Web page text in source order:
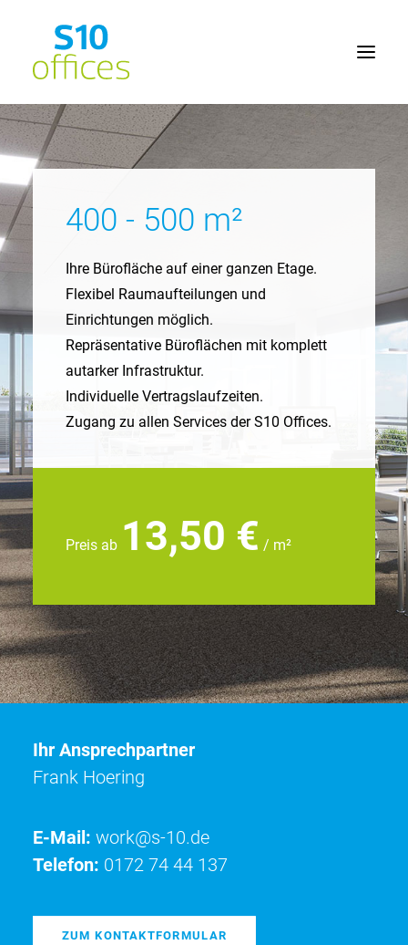
Home
Seminarräume
Service
Kontakt
400 - 500 m²
Ihre Bürofläche auf einer ganzen Etage.
Flexibel Raumaufteilungen und
Einrichtungen möglich.
Repräsentative Büroflächen mit komplett
autarker Infrastruktur.
Individuelle Vertragslaufzeiten.
Zugang zu allen Services der S10 Offices.
Preis ab 13,50 € / m²
Ihr Ansprechpartner
Frank Hoering
E-Mail: work@s-10.de
Telefon: 0172 74 44 137
ZUM KONTAKTFORMULAR